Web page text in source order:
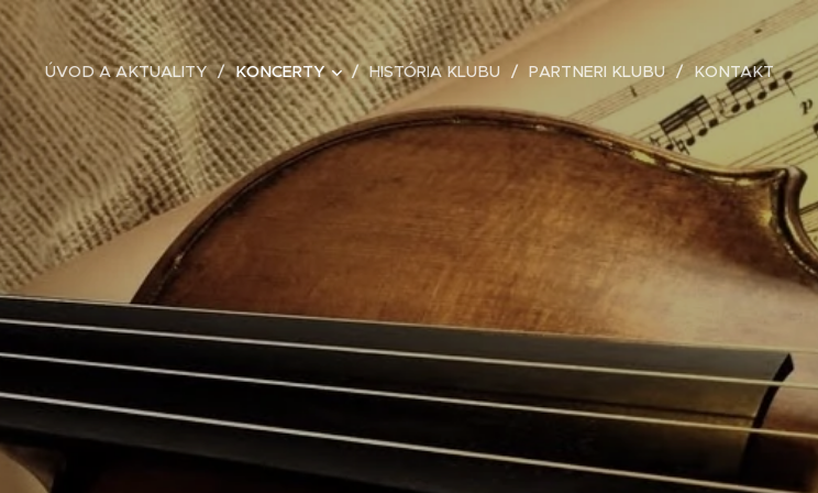
ÚVOD A AKTUALITY KONCERTY HISTÓRIA KLUBU PARTNERI KLUBU KONTAKT